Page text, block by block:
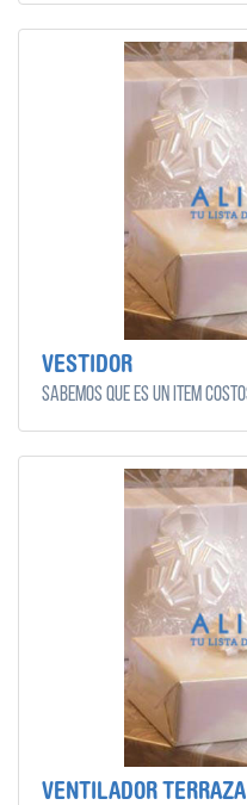
VESTIDOR
VENTILADOR TERRAZA